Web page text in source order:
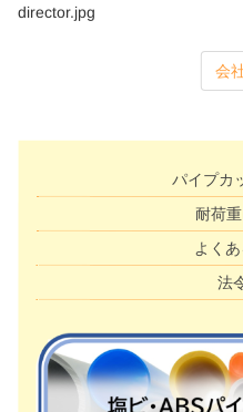
director.jpg
会
パイプカ
耐荷
よく
法